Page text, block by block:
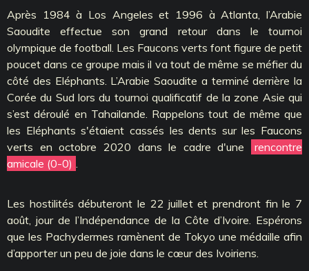
Après 1984 à Los Angeles et 1996 à Atlanta, l’Arabie
Saoudite effectue son grand retour dans le tournoi
olympique de football. Les Faucons verts font figure de petit
poucet dans ce groupe mais il va tout de même se méfier du
côté des Eléphants. L’Arabie Saoudite a terminé derrière la
Corée du Sud lors du tournoi qualificatif de la zone Asie qui
s’est déroulé en Tahailande. Rappelons tout de même que
les Eléphants s'étaient cassés les dents sur les Faucons
verts en octobre 2020 dans le cadre d'une
rencontre
amicale (0-0)
Les hostilités débuteront le 22 juillet et prendront fin le 7
août, jour de l’Indépendance de la Côte d’Ivoire. Espérons
que les Pachydermes ramènent de Tokyo une médaille afin
d’apporter un peu de joie dans le cœur des Ivoiriens.